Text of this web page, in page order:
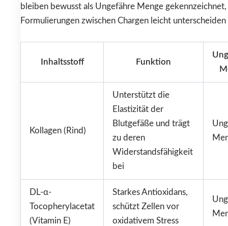
bleiben bewusst als Ungefähre Menge gekennzeichnet,
Formulierungen zwischen Chargen leicht
Inhaltsstoff Funktion
Kollagen (Rind)
Unterstützt die
Elastizität der
Blutgefäße und trägt
zu deren
Widerstandsfähigkeit
bei
DL-α-
Tocopherylacetat
(Vitamin E)
Starkes Antioxidans,
schützt Zellen vor
oxidativem Stress